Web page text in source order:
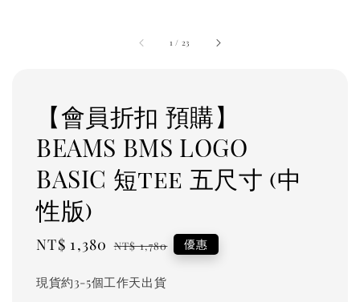
1 / 23
【會員折扣 預購】
BEAMS BMS LOGO
BASIC 短tee 五尺寸 (中
性版)
Sale
NT$ 1,380 Regular
NT$ 1,780 優惠
現貨約3-5個工作天出貨